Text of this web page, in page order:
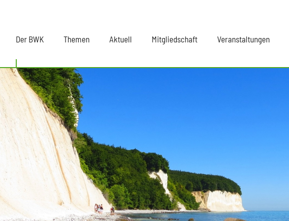
Der BWK Themen Aktuell Mitgliedschaft Veranstaltungen